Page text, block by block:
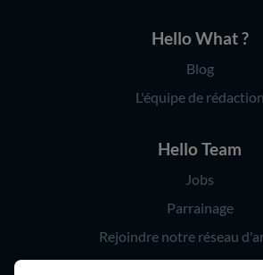
Hello What ?
Blog
L'équipe de rédaction
Hello Team
Jobs
Parrainage
Rejoindre notre réseau